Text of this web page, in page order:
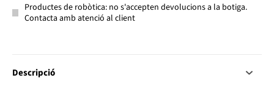
Productes de robòtica: no s'accepten devolucions a la botiga.
Contacta amb atenció al client
Descripció